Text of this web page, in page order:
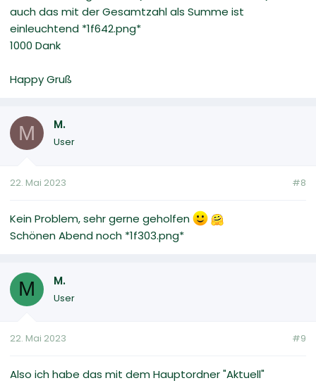
auch das mit der Gesamtzahl als Summe ist
einleuchtend *1f642.png*
1000 Dank
Happy Gruß
M M.
User
22. Mai 2023 #8
Kein Problem, sehr gerne geholfen
Schönen Abend noch *1f303.png*
M M.
User
22. Mai 2023 #9
Also ich habe das mit dem Hauptordner "Aktuell"